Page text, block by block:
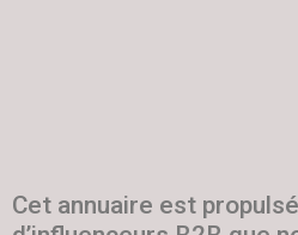
Cet annuaire est